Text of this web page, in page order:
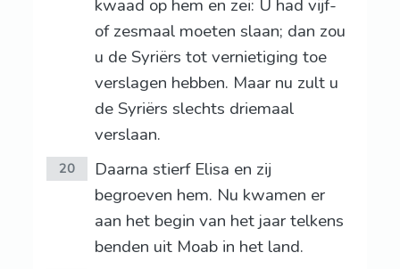
kwaad op hem en zei: U had vijf-
of zesmaal moeten slaan; dan zou
u de Syriërs tot vernietiging toe
verslagen hebben. Maar nu zult u
de Syriërs slechts driemaal
verslaan.
20
Daarna stierf Elisa en zij
begroeven hem. Nu kwamen er
aan het begin van het jaar telkens
benden uit Moab in het land.